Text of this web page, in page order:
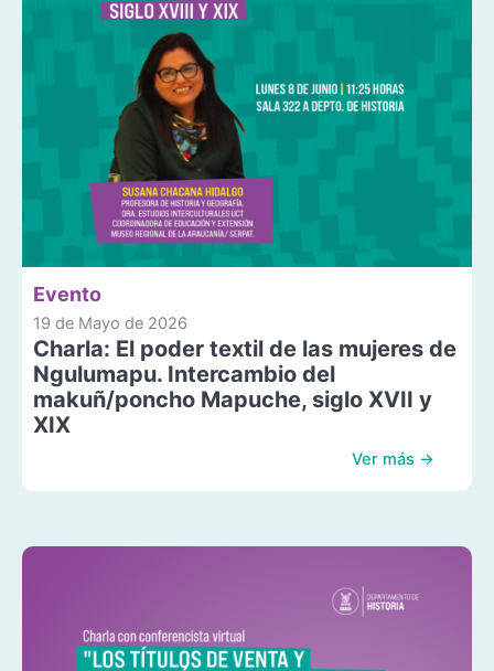
Evento
19 de Mayo de 2026
Charla: El poder textil de las mujeres de
Ngulumapu. Intercambio del
makuñ/poncho Mapuche, siglo XVII y
XIX
Ver más →